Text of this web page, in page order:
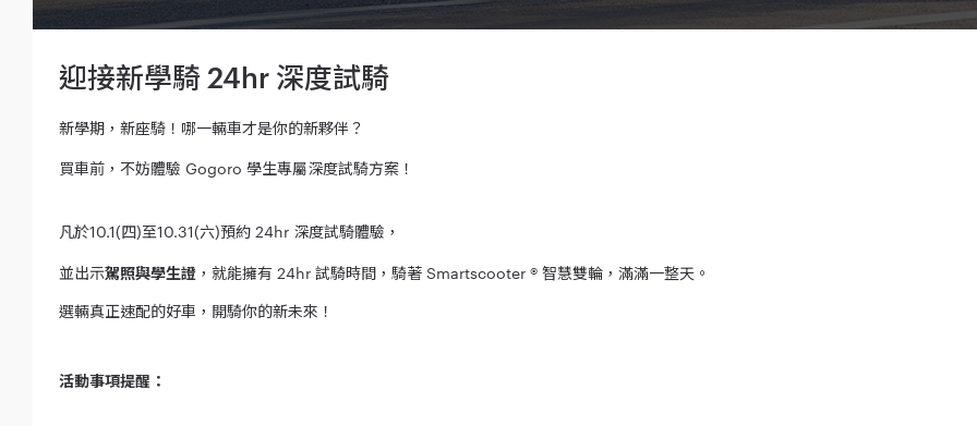
迎接新學騎 24hr 深度試騎
新學期，新座騎！哪一輛車才是你的新夥伴？
買車前，不妨體驗 Gogoro 學生專屬深度試騎方案！
凡於10.1(四)至10.31(六)預約 24hr 深度試騎體驗，
並出示駕照與學生證 ，就能擁有 24hr 試騎時間，騎著 Smartscooter ® 智慧雙輪，滿滿一整天。
選輛真正速配的好車，開騎你的新未來！
活動事項提醒：